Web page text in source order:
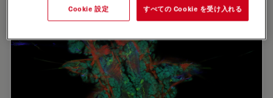
Cookie 設定 すべての Cookie を受け入れる